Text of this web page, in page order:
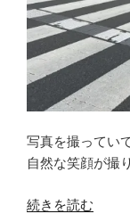
写真を撮ってい
自然な笑顔が撮
“子
続きを読む